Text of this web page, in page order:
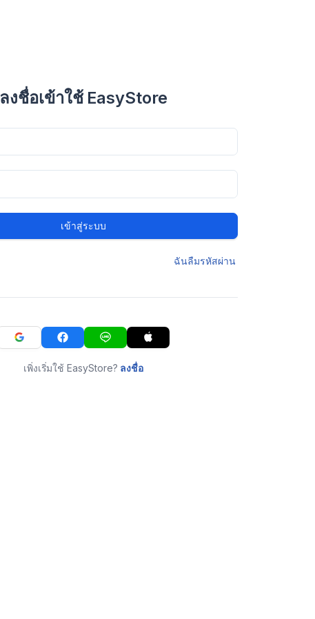
ลงชื่อเข้าใช้ EasyStore
เข้าสู่ระบบ
ฉันลืมรหัสผ่าน
เพิ่งเริ่มใช้ EasyStore? ลงชื่อ